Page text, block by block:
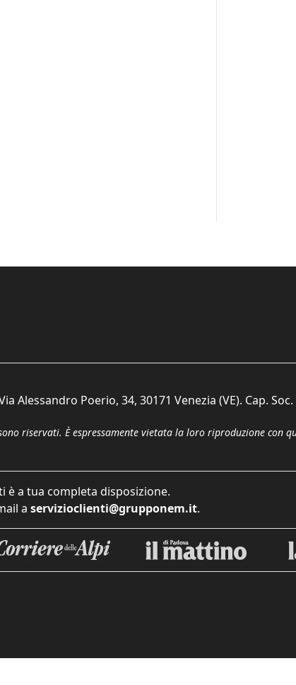
Alessandro Poerio, 34, 30171 Venezia (VE). Cap. Soc.
riservati. È espressamente vietata la loro riproduzione con
è a tua completa disposizione.
a servizioclienti@grupponem.it.